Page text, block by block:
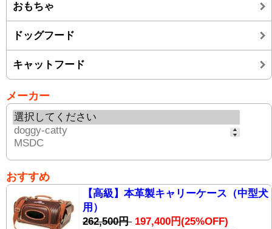
おもちゃ
ドッグフード
キャットフード
メーカー
おすすめ
【高級】本革製キャリーケース（中型犬
用）
262,500円 197,400円(25%OFF)